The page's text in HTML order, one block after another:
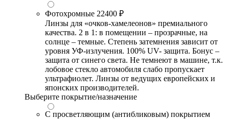
Фотохромные 22400 ₽
Линзы для «очков-хамелеонов» премиального
качества. 2 в 1: в помещении – прозрачные, на
солнце – темные. Степень затемнения зависит от
уровня УФ-излучения. 100% UV- защита. Бонус –
защита от синего света. Не темнеют в машине, т.к.
лобовое стекло автомобиля слабо пропускает
ультрафиолет. Линзы от ведущих европейских и
японских производителей.
Выберите покрытие/назначение
С просветляющим (антибликовым) покрытием